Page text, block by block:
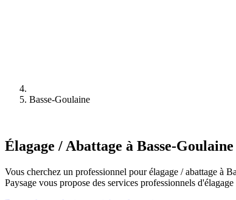
Basse-Goulaine
Élagage / Abattage à Basse-Goulaine
Vous cherchez un professionnel pour élagage / abattage à
Paysage vous propose des services professionnels